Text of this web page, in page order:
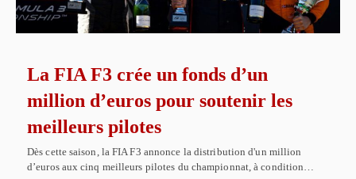
La FIA F3 crée un fonds d’un
million d’euros pour soutenir les
meilleurs pilotes
Dès cette saison, la FIA F3 annonce la distribution d'un million
d’euros aux cinq meilleurs pilotes du championnat, à condition…